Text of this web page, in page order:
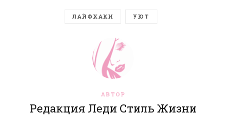
ЛАЙФХАКИ УЮТ
АВТОР
Редакция Леди Стиль Жизни